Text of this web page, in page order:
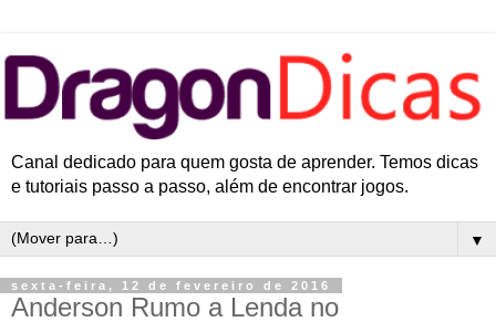
Canal dedicado para quem gosta de aprender. Temos dicas
e tutoriais passo a passo, além de encontrar jogos.
▼
sexta-feira, 12 de fevereiro de 2016
Anderson Rumo a Lenda no